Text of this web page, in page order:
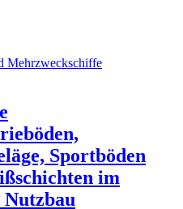
Mehrzweckschiffe
Sportböden
im
Nutzbau